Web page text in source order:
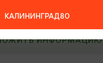
ИНФОРМАЦИЮ
КАЛИНИНГРАД80